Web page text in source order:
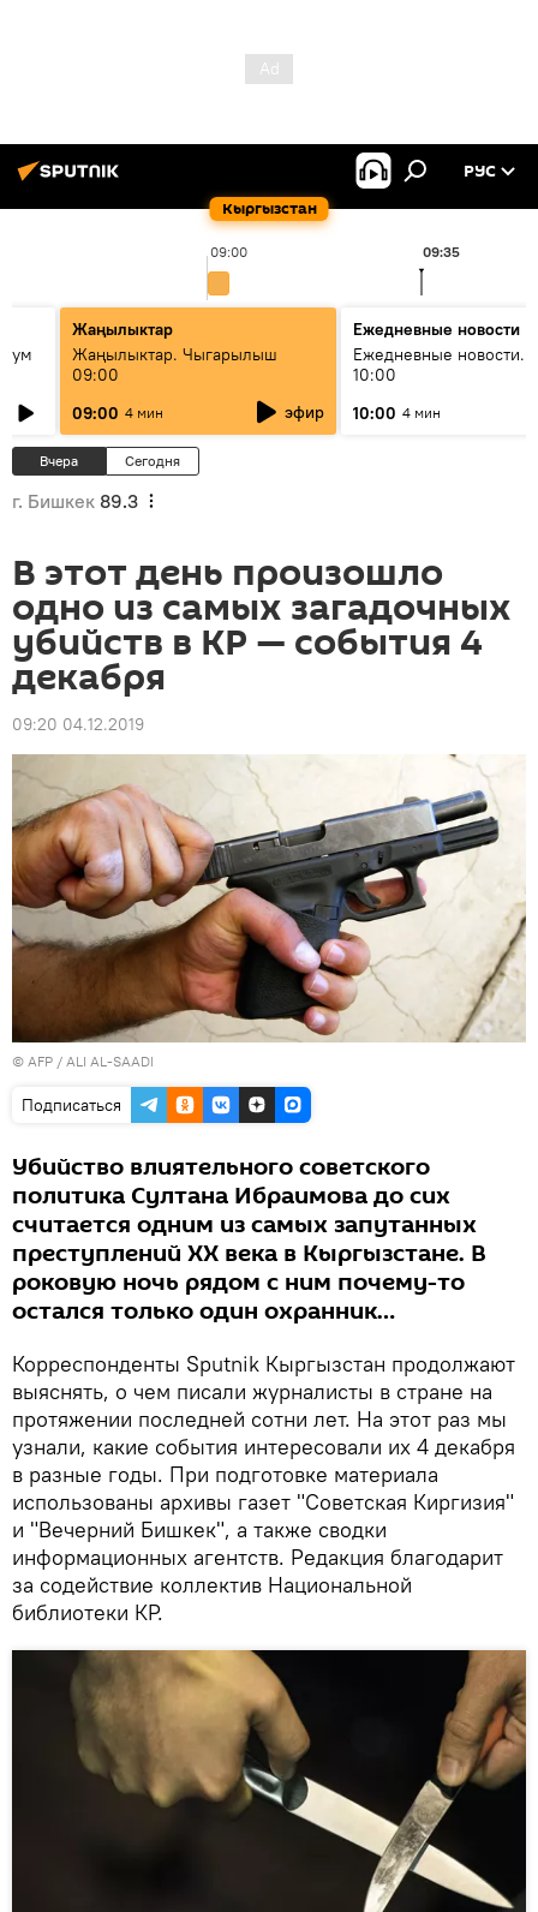
Кыргызстан
РУС
09:00 09:35
Жаңылыктар
Жаңылыктар. Чыгарылыш
09:00
09:00 4 мин эфир
Ежедневные новости
Ежедневные новости.
10:00
10:00 4 мин
Вчера Сегодня
г. Бишкек 89.3
В этот день произошло
одно из самых загадочных
убийств в КР — события 4
декабря
09:20 04.12.2019
© AFP / ALI AL-SAADI
Подписаться
Убийство влиятельного советского
политика Султана Ибраимова до сих
считается одним из самых запутанных
преступлений XX века в Кыргызстане. В
роковую ночь рядом с ним почему-то
остался только один охранник…
Корреспонденты Sputnik Кыргызстан продолжают
выяснять, о чем писали журналисты в стране на
протяжении последней сотни лет. На этот раз мы
узнали, какие события интересовали их 4 декабря
в разные годы. При подготовке материала
использованы архивы газет "Советская Киргизия"
и "Вечерний Бишкек", а также сводки
информационных агентств. Редакция благодарит
за содействие коллектив Национальной
библиотеки КР.